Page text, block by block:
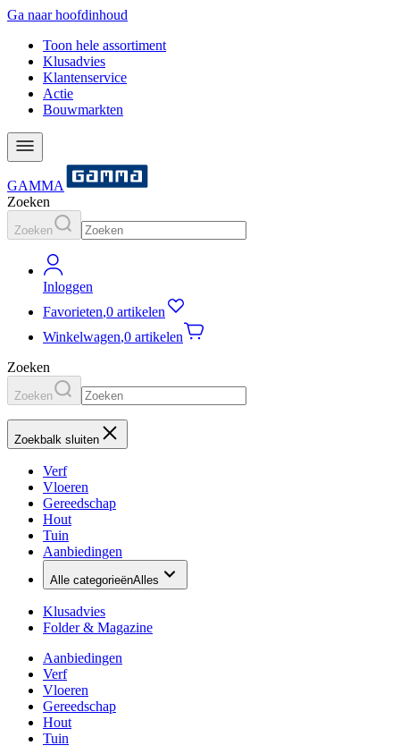
Ga naar hoofdinhoud
Toon hele assortiment
Klusadvies
Klantenservice
Actie
Bouwmarkten
GAMMA
Zoeken
Zoeken
Inloggen
Favorieten,0 artikelen
Winkelwagen,0 artikelen
Zoeken
Zoeken
Zoekbalk sluiten
Verf
Vloeren
Gereedschap
Hout
Tuin
Aanbiedingen
Alle categorieënAlles
Klusadvies
Folder & Magazine
Aanbiedingen
Verf
Vloeren
Gereedschap
Hout
Tuin